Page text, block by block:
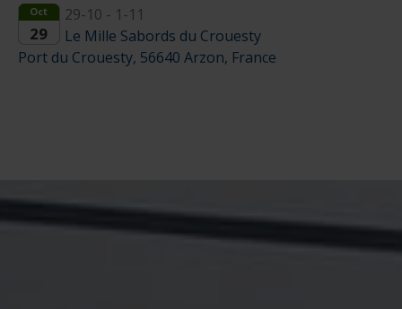
29
Oct
29-10 - 1-11
Le Mille Sabords du Crouesty
Port du Crouesty, 56640 Arzon, France